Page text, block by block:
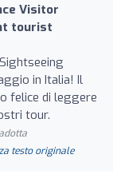
Visitor
tourist
in Italia! Il
felice di leggere
tour.
testo originale